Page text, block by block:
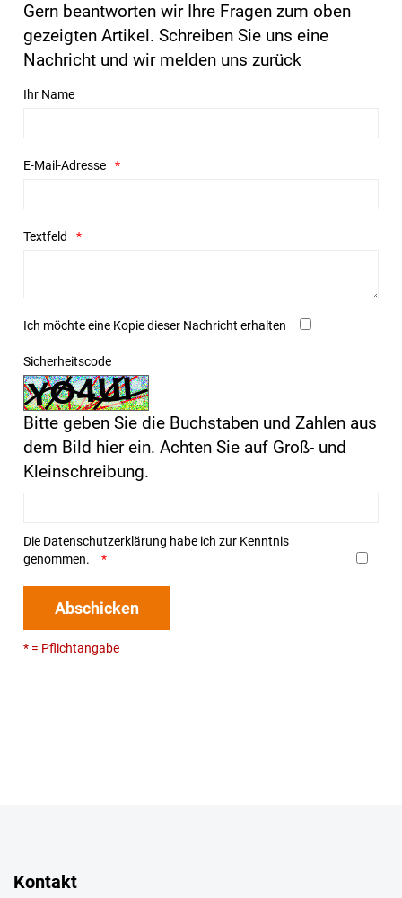
Gern beantworten wir Ihre Fragen zum oben
gezeigten Artikel. Schreiben Sie uns eine
Nachricht und wir melden uns zurück
Ihr Name
E-Mail-Adresse
Textfeld
Ich möchte eine Kopie dieser Nachricht erhalten
Sicherheitscode
Bitte geben Sie die Buchstaben und Zahlen aus
dem Bild hier ein. Achten Sie auf Groß- und
Kleinschreibung.
Die Datenschutzerklärung habe ich zur Kenntnis
genommen.
Abschicken
* = Pflichtangabe
Kontakt